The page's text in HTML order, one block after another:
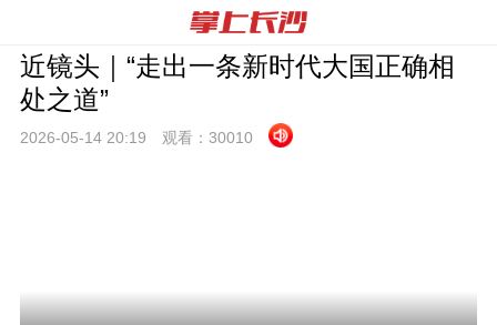
近镜头｜“走出一条新时代大国正确相
处之道”
2026-05-14 20:19 观看： 30010